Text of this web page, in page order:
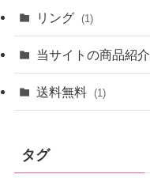
リング (1)
当サイトの商品紹介
送料無料 (1)
タグ